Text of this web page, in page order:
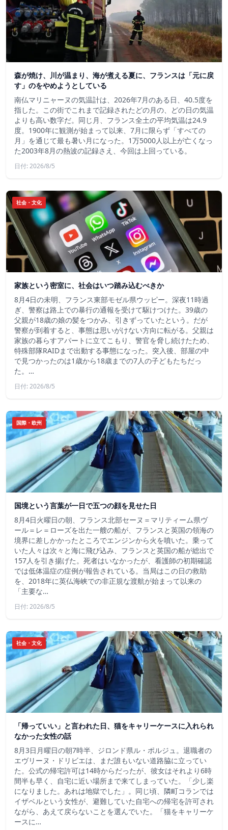
森が焼け、川が温まり、海が煮える夏に、フランスは「元に戻
す」のをやめようとしている
南仏マリニャーヌの気温計は、2026年7月のある日、40.5度を
指した。この街でこれまで記録されたどの月の、どの日の気温
よりも高い数字だ。同じ月、フランス全土の平均気温は24.9
度。1900年に観測が始まって以来、7月に限らず「すべての
月」を通じて最も暑い月になった。1万5000人以上が亡くなっ
た2003年8月の熱波の記録さえ、今回は上回っている。
日付: 2026/8/5
社会・文化
家族という密室に、社会はいつ踏み込むべきか
8月4日の未明、フランス東部モゼル県ウッピー。深夜11時過
ぎ、警察は路上での暴行の通報を受けて駆けつけた。39歳の
父親が18歳の娘の髪をつかみ、引きずっていたという。だが
警察が到着すると、事態は思いがけない方向に転がる。父親は
家族の暮らすアパートに立てこもり、警官を脅し続けたため、
特殊部隊RAIDまで出動する事態になった。突入後、部屋の中
で見つかったのは1歳から18歳までの7人の子どもたちだっ
た。…
日付: 2026/8/5
国際・欧州
国境という言葉が一日で五つの顔を見せた日
8月4日火曜日の朝、フランス北部セーヌ＝マリティーム県ヴ
ール＝レ＝ローズを出た一艘の船が、フランスと英国の領海の
境界に差しかかったところでエンジンから火を噴いた。乗って
いた人々は次々と海に飛び込み、フランスと英国の船が総出で
157人を引き揚げた。死者はいなかったが、看護師の初期確認
では低体温症の症例が報告されている。当局はこの日の救助
を、2018年に英仏海峡での非正規な渡航が始まって以来の
「主要な…
日付: 2026/8/5
社会・文化
「帰っていい」と言われた日、猫をキャリーケースに入れられ
なかった女性の話
8月3日月曜日の朝7時半、ジロンド県ル・ポルジュ。退職者の
エヴリーヌ・ドリビエは、まだ誰もいない道路脇に立ってい
た。公式の帰宅許可は14時からだったが、彼女はそれより6時
間半も早く、自宅に近い場所まで来てしまっていた。「少し楽
になりました。あれは地獄でした」。同じ頃、隣町コランでは
イザベルという女性が、避難していた自宅への帰宅を許可され
ながら、あえて戻らないことを選んでいた。「猫をキャリーケ
ースに…